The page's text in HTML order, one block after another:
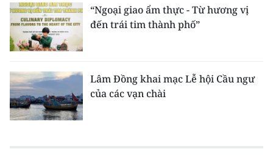
“Ngoại giao ẩm thực - Từ hương vị
đến trái tim thành phố”
Lâm Đồng khai mạc Lễ hội Cầu ngư
của các vạn chài